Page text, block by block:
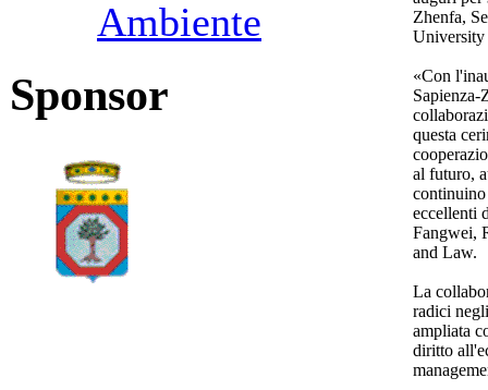
Ambiente
Sponsor
Zhenfa,
University
«Con
questa
al futuro,
eccellenti
Fangwei,
and Law.
La
radici
ampliata
diritto